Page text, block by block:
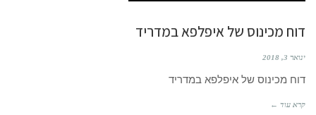
דוח מכינוס של איפלפא במדריד
ינואר 3, 2018
דוח מכינוס של איפלפא במדריד
קרא עוד ←